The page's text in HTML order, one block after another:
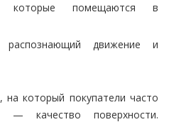
которые помещаются в
распознающий движение и
который покупатели часто
качество поверхности.